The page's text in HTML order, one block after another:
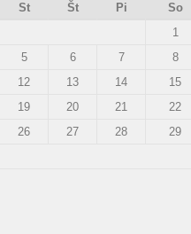
St Št Pi So
1
5 6 7 8
12 13 14 15
19 20 21 22
26 27 28 29